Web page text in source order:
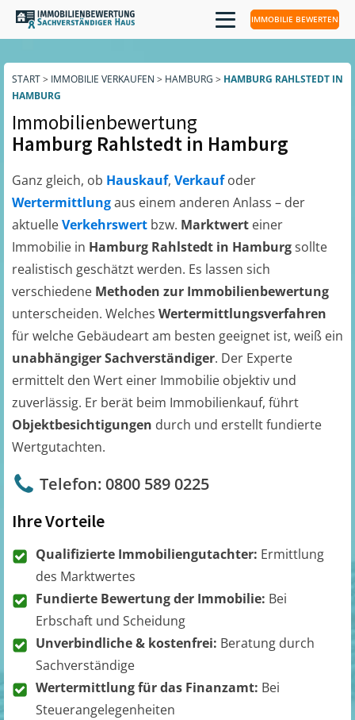
IMMOBILIE BEWERTEN
START> IMMOBILIE VERKAUFEN > HAMBURG > HAMBURG RAHLSTEDT IN
HAMBURG
Immobilienbewertung
Hamburg Rahlstedt in Hamburg
Ganz gleich, ob Hauskauf, Verkaufoder
Wertermittlungaus einem anderen Anlass – der
aktuelleVerkehrswert bzw. Marktwert einer
Immobilie in Hamburg Rahlstedt in Hamburgsollte
realistisch geschätzt werden. Es lassen sich
verschiedene Methoden zur Immobilienbewertung
unterscheiden. Welches Wertermittlungsverfahren
für welche Gebäudeart am besten geeignet ist, weiß ein
unabhängiger Sachverständiger. Der Experte
ermittelt den Wert einer Immobilie objektiv und
zuverlässig. Er berät beim Immobilienkauf, führt
Objektbesichtigungen durch und erstellt fundierte
Wertgutachten.
Telefon: 0800 589 0225
Ihre Vorteile
Qualifizierte Immobiliengutachter: Ermittlung
des Marktwertes
Fundierte Bewertung der Immobilie: Bei
Erbschaft und Scheidung
Unverbindliche & kostenfrei: Beratung durch
Sachverständige
Wertermittlung für das Finanzamt: Bei
Steuerangelegenheiten